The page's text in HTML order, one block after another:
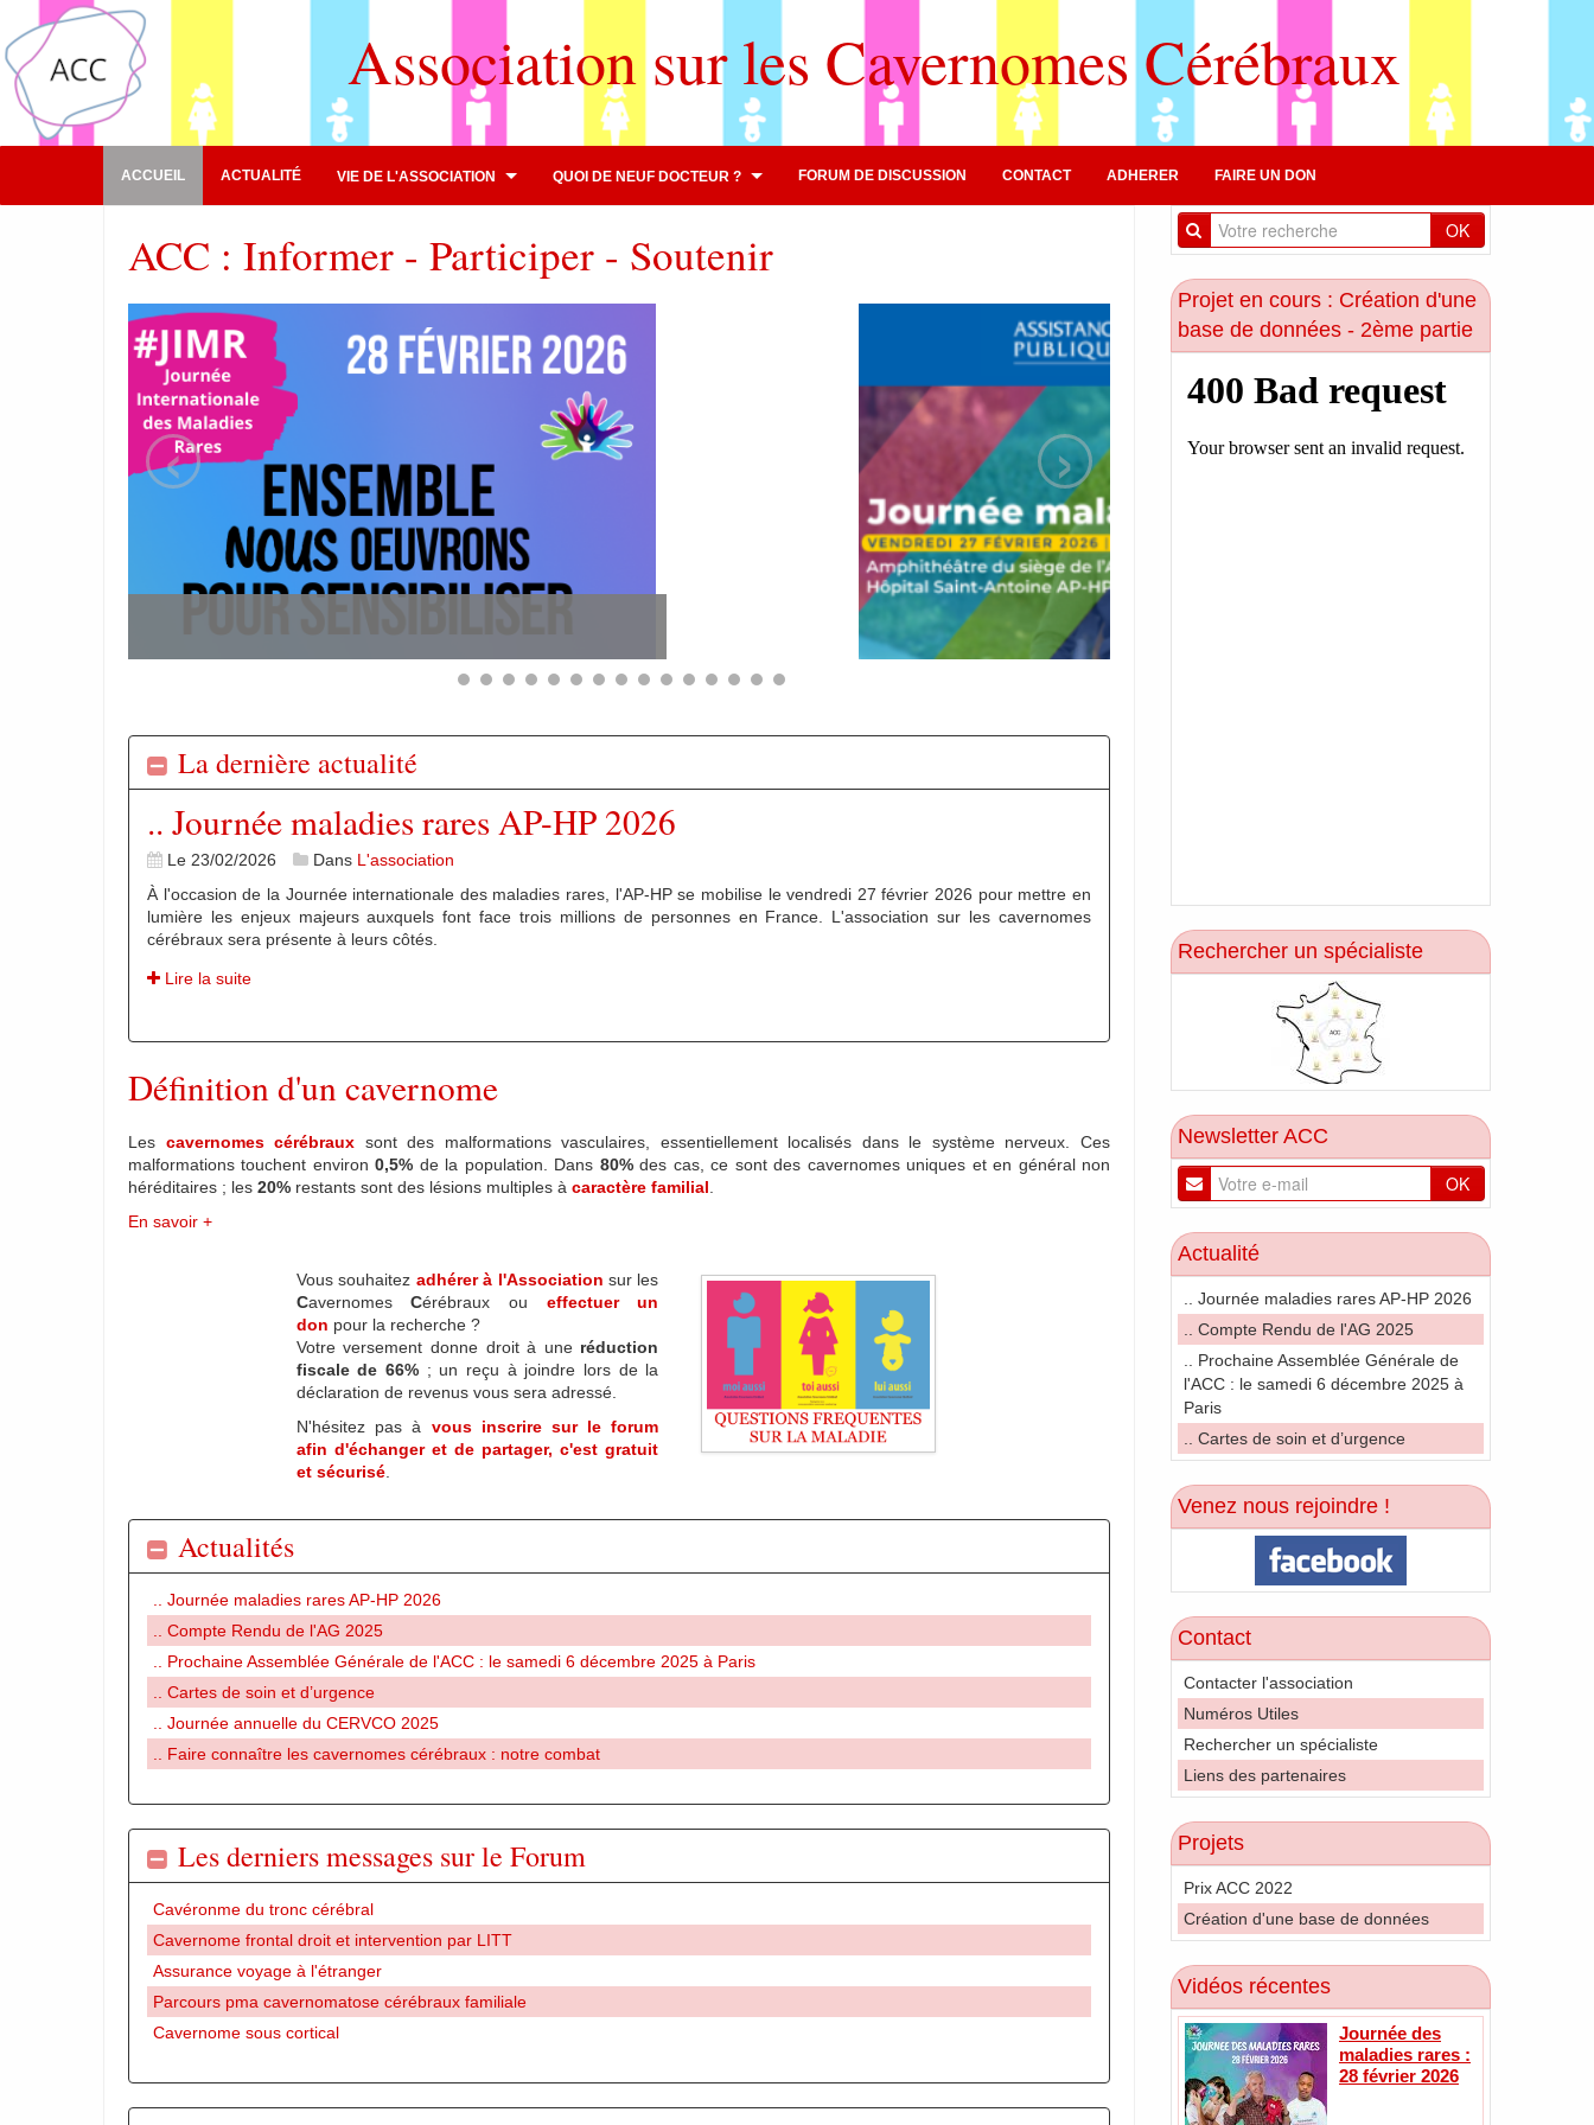
Association sur les Cavernomes Cérébraux
ACCUEIL ACTUALITÉ VIE DE L'ASSOCIATION QUOI DE NEUF DOCTEUR ? FORUM DE DISCUSSION CONTACT ADHERER FAIRE UN DON
ACC : Informer - Participer - Soutenir
‹ ›
La dernière actualité
.. Journée maladies rares AP-HP 2026
Le 23/02/2026 Dans L'association
À l'occasion de la Journée internationale des maladies rares, l'AP-HP se mobilise le vendredi 27 février 2026 pour mettre en
lumière les enjeux majeurs auxquels font face trois millions de personnes en France. L'association sur les cavernomes
cérébraux sera présente à leurs côtés.
Lire la suite
Définition d'un cavernome
Les cavernomes cérébraux sont des malformations vasculaires, essentiellement localisés dans le système nerveux. Ces
malformations touchent environ0,5% de la population. Dans 80%des cas, ce sont des cavernomes uniques et en général non
héréditaires ; les 20% restants sont des lésions multiples à caractère familial.
En savoir +
Vous souhaitez adhérer à l'Association sur les
CavernomesCérébraux ou effectuer un
don pour la recherche ?
Votre versement donne droit à une réduction
fiscale de 66% ; un reçu à joindre lors de la
déclaration de revenus vous sera adressé.
N'hésitez pas à vous inscrire sur le forum
afin d'échanger et de partager, c'est gratuit
et sécurisé.
Actualités
.. Journée maladies rares AP-HP 2026
.. Compte Rendu de l'AG 2025
.. Prochaine Assemblée Générale de l'ACC : le samedi 6 décembre 2025 à Paris
.. Cartes de soin et d’urgence
.. Journée annuelle du CERVCO 2025
.. Faire connaître les cavernomes cérébraux : notre combat
Les derniers messages sur le Forum
Cavéronme du tronc cérébral
Cavernome frontal droit et intervention par LITT
Assurance voyage à l'étranger
Parcours pma cavernomatose cérébraux familiale
Cavernome sous cortical
OK
Projet en cours : Création d'une
base de données - 2ème partie
Rechercher un spécialiste
Newsletter ACC
OK
Actualité
.. Journée maladies rares AP-HP 2026
.. Compte Rendu de l'AG 2025
.. Prochaine Assemblée Générale de
l'ACC : le samedi 6 décembre 2025 à
Paris
.. Cartes de soin et d’urgence
Venez nous rejoindre !
Contact
Contacter l'association
Numéros Utiles
Rechercher un spécialiste
Liens des partenaires
Projets
Prix ACC 2022
Création d'une base de données
Vidéos récentes
Journée des
maladies rares :
28 février 2026